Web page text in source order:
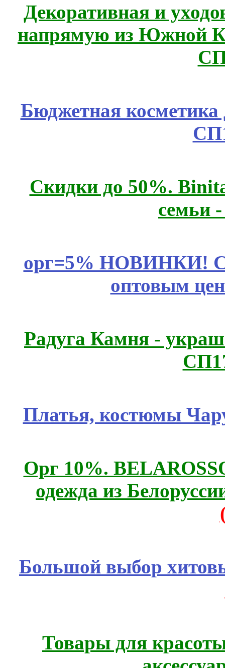
Декоративная и
напрямую из
Бюджетная косметика
Скидки до 50%.
семьи
орг=5% НОВИНКИ!
оптовым
Радуга Камня -
Платья, костюмы
Орг 10%.
одежда из
Большой выбор
Товары для